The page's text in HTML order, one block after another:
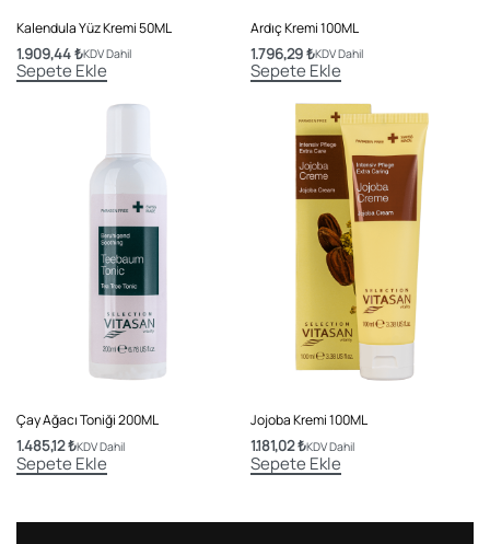
Kalendula Yüz Kremi 50ML
1.909,44₺KDV Dahil
Sepete Ekle
Ardıç Kremi 100ML
1.796,29₺KDV Dahil
Sepete Ekle
Çay Ağacı Toniği 200ML
1.485,12₺KDV Dahil
Sepete Ekle
Jojoba Kremi 100ML
1.181,02₺KDV Dahil
Sepete Ekle